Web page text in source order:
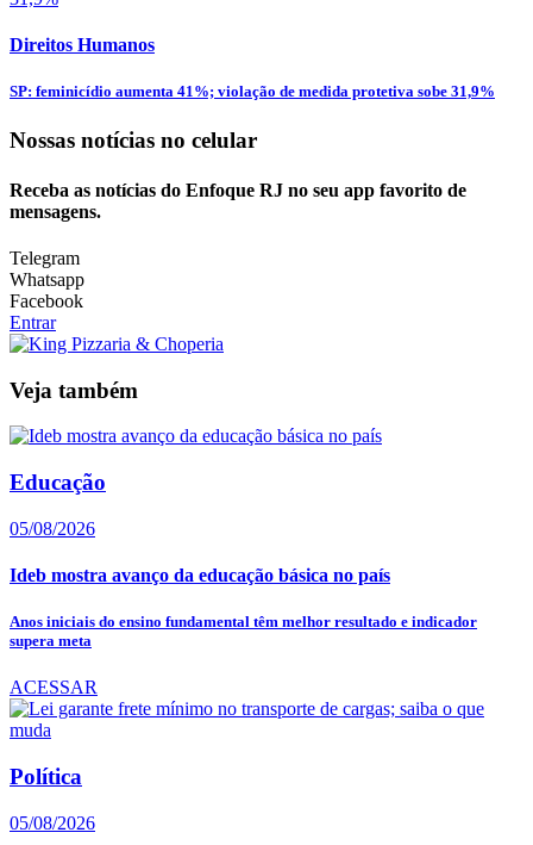
Direitos Humanos
SP: feminicídio aumenta 41%; violação de medida protetiva sobe 31,9%
Nossas notícias no celular
Receba as notícias do Enfoque RJ no seu app favorito de
mensagens.
Telegram
Whatsapp
Facebook
Entrar
Veja também
Educação
05/08/2026
Ideb mostra avanço da educação básica no país
Anos iniciais do ensino fundamental têm melhor resultado e indicador
supera meta
ACESSAR
Política
05/08/2026